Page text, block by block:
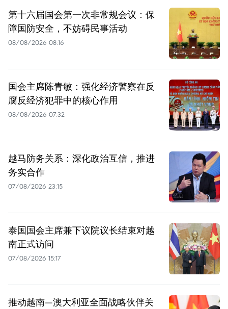
第十六届国会第一次非常规会议：保
障国防安全，不妨碍民事活动
08/08/2026 08:16
国会主席陈青敏：强化经济警察在反
腐反经济犯罪中的核心作用
08/08/2026 07:32
越马防务关系：深化政治互信，推进
务实合作
07/08/2026 23:15
泰国国会主席兼下议院议长结束对越
南正式访问
07/08/2026 15:17
推动越南—澳大利亚全面战略伙伴关